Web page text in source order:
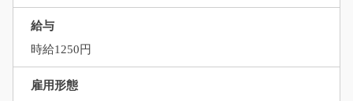
給与
時給1250円
雇用形態